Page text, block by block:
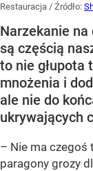
Restauracja / Źródło:
Narzekanie
są częścią
to nie głupota
mnożenia i
ale nie do
ukrywających
– Nie ma czegoś
paragony grozy